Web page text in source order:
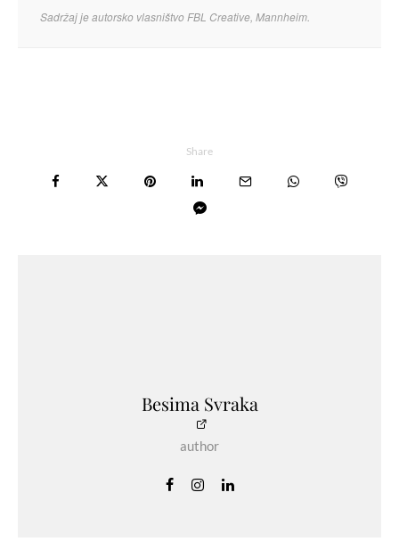
Sadržaj je autorsko vlasništvo FBL Creative, Mannheim.
Share
Besima Svraka
author